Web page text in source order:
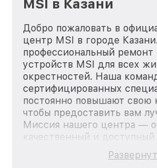
MSI в Казани
Добро пожаловать в
центр MSI в городе
профессиональный ремонт
устройств MSI для всех
окрестностей. Наша
сертифицированных
постоянно повышают свою
чтобы предоставить вам
Миссия нашего центра —
качественный и
каждого пользователя
зависимости от